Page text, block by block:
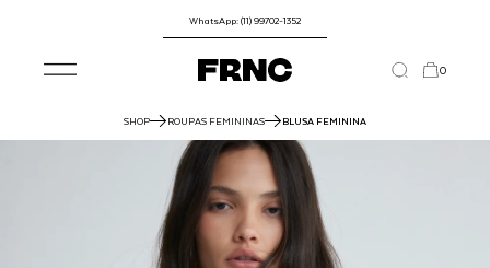
WhatsApp: (11) 99702-1352
0
SHOP ROUPAS FEMININAS BLUSA FEMININA